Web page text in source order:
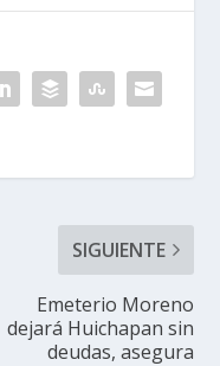
SIGUIENTE
Emeterio Moreno
dejará Huichapan sin
deudas, asegura